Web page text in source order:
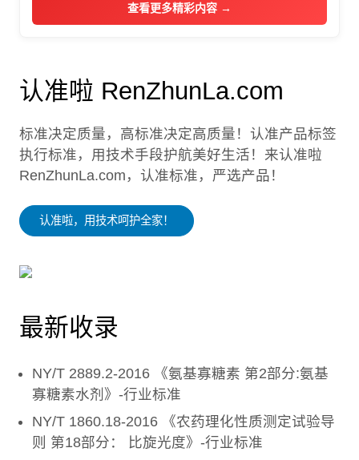
查看更多精彩内容 →
认准啦 RenZhunLa.com
标准决定质量，高标准决定高质量！认准产品标签
执行标准，用技术手段护航美好生活！来认准啦
RenZhunLa.com，认准标准，严选产品！
认准啦，用技术呵护全家！
最新收录
NY/T 2889.2-2016 《氨基寡糖素 第2部分:氨基
寡糖素水剂》-行业标准
NY/T 1860.18-2016 《农药理化性质测定试验导
则 第18部分： 比旋光度》-行业标准